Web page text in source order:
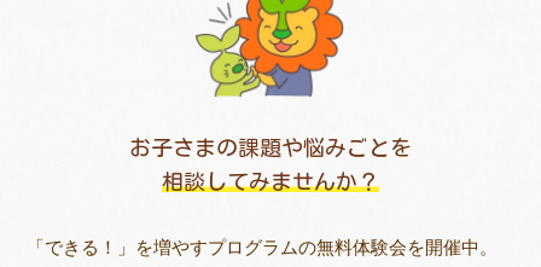
お子さまの課題や悩みごとを
相談してみませんか？
「できる！」を増やすプログラムの無料体験会を開催中。